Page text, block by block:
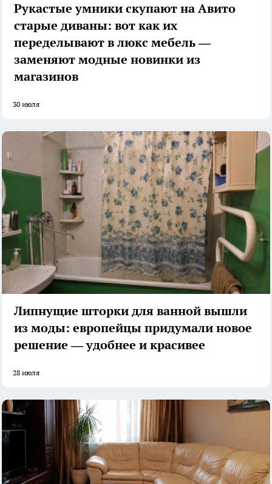
Рукастые умники скупают на Авито
старые диваны: вот как их
переделывают в люкс мебель —
заменяют модные новинки из
магазинов
30 июля
Липнущие шторки для ванной вышли
из моды: европейцы придумали новое
решение — удобнее и красивее
28 июля